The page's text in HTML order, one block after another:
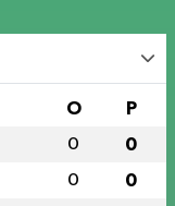
O P
0 0
0 0